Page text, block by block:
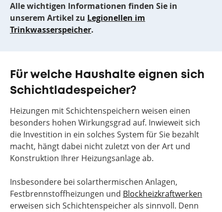
Alle wichtigen Informationen finden Sie in
unserem Artikel zu Legionellen im
Trinkwasserspeicher.
Für welche Haushalte eignen sich
Schichtladespeicher?
Heizungen mit Schichtenspeichern weisen einen
besonders hohen Wirkungsgrad auf. Inwieweit sich
die Investition in ein solches System für Sie bezahlt
macht, hängt dabei nicht zuletzt von der Art und
Konstruktion Ihrer Heizungsanlage ab.
Insbesondere bei solarthermischen Anlagen,
Festbrennstoffheizungen und Blockheizkraftwerken
erweisen sich Schichtenspeicher als sinnvoll. Denn